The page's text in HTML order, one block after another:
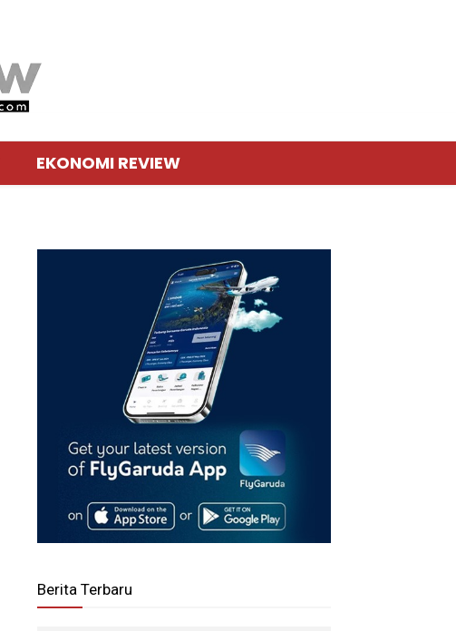
EKONOMI REVIEW
Berita Terbaru